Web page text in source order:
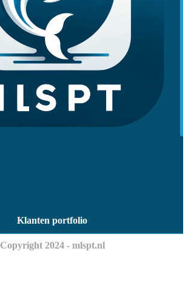
Klanten portfolio
Copyright 2024 - mlspt.nl